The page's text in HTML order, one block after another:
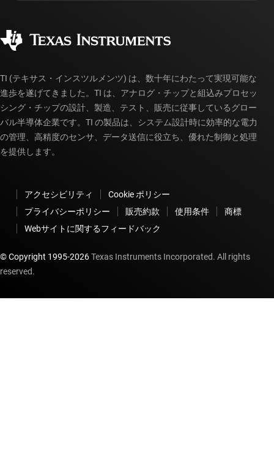
myTI アカウントの FAQ
ご注文に関する FAQ
TI (テキサス・インスツルメンツ) は、数十年にわたって実現可能な
進歩を遂げてきました。TI は、アナログ・チップと組込みプロセッ
シング・チップの設計、製造、テスト、販売に従事しているグロー
バル半導体企業です。TI の製品は、システム設計時に効率的な電力
の管理、高精度のセンサ、データ送信に役立ち、優れた制御と処理
を提供します。
アクセシビリティ
Cookie ポリシー
プライバシーポリシー
販売約款 使用条件
商標
Webサイトに関するフィードバック
© Copyright 1995-2026Texas Instruments Incorporated. All rights
reserved.